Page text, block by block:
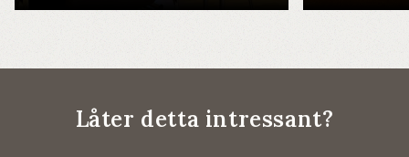
Låter detta intressant?